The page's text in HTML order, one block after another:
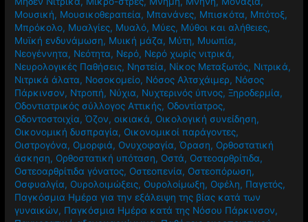
Λιπώδης Νόσος ,Μη αλκοολική λιπώδης νόσου του ήπατος
Μηδέν Νιτρικά,Μικρο-στρες ,Μνήμη,Μνήνη,Μοναξιά,
Μουσική,Μουσικοθεραπεία,Μπανάνες,Μπισκότα,Μπότοξ
Μπρόκολο,Μυαλγίες,Μυαλό,Μύες,Μύθοι και αλήθειες
Μυϊκή ενδυνάμωση,Μυική μάζα, Μύτη, Μυωπία
Νεογέννητα,Νεότητα,Νερό, Νερό χωρίς νιτρικά,
Νευρολογικές Παθήσεις,Νηστεία,Νίκος Μεταξωτός,Νιτρικά
Νιτρικά άλατα,Νοσοκομείο ,Νόσος Αλτσχάιμερ,Νόσος
Πάρκινσον,Ντροπή,Νύχια,Νυχτερινός ύπνος,
Οδοντιατρικός σύλλογος Αττικής,Οδοντίατρος,
Οδοντοστοιχία,Όζον,οικιακά,Οικολογική συνείδηση
Οικονομική δυσπραγία ,Οικονομικοί παράγοντες,
Οιστρογόνα,Ομορφιά ,Ονυχοφαγία ,Όραση,Ορθοστατική
άσκηση,Ορθοστατική υπόταση,Οστά ,Οστεοαρθρίτιδα
Οστεοαρθρίτιδα γόνατος,Οστεοπενία,Οστεοπόρωση,
Οσφυαλγία , Ουρολοιμώξεις,Ουρολοίμωξη,Οφέλη ,Παγετός
Παγκόσμια Ημέρα για την εξάλειψη της βίας κατά των